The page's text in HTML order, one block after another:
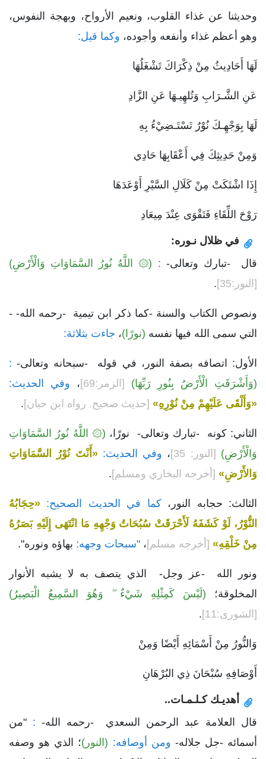
وحديثنا عن غذاء القلوب، ونعيم الأرواح، وبهجة النفوس،
وهو أعظم غذاء وأنفعه وأجوده، وكما قيل:
لَهَا أَحَادِيثُ مِنْ ذِكْرَاكَ تَشْغَلُهَا
عَنِ الشَّـرَابِ وَتُلهِيـهَا عَنِ الزَّادِ
لَهَا بِوَجْهِـكَ نُوْرٌ تَسْتَـضِيْءُ بِهِ
وَمِنْ حَدِيثِكَ فِي أَعْقَابِهَا حَادِي
إِذَا اشْتَكَتْ مِنْ كَلَالِ السَّيْرِ أَوْعَدَهَا
رَوْحَ اللِّقَاءِ فَتَقْوَى عِنْدَ مِيعَادِ
في ظلال نـوره:
قال -تبارك وتعالى- : (۞ اللَّهُ نُورُ السَّمَاوَاتِ وَالْأَرْضِ)
[النور:35]
.
ونصوص الكتاب والسنة -كما ذكر ابن تيمية -رحمه الله- -
التي سمى الله فيها نفسه (نورًا)، جاءت بثلاثة:
الأول: اتصافه بصفة النور، في قوله -سبحانه وتعالى-:
(وَأَشْرَقَتِ الْأَرْضُ بِنُورِ رَبِّهَا)
[الزمر:69] ، وفي الحديث:
«وَأَلْقَى عَلَيْهِمْ مِنْ نُوْرِهِ» [حديث صحيح. رواه ابن حبان] .
الثاني: كونه -تبارك وتعالى- نورًا، (۞ اللَّهُ نُورُ السَّمَاوَاتِ
وَالْأَرْضِ) [النور: 35] ، وفي الحديث: «أَنْتَ نُوْرُ السَّمَاوَاتِ
وَالأَرْضِ» [أخرجه البخاري ومسلم] .
الثالث: حجابه النور، كما في الحديث الصحيح: «حِجَابُهُ
النُّوْرُ، لَوْ كَشَفَهُ لَأَحْرَقَتْ سُبُحَاتُ وَجْهِهِ مَا انْتَهَى إِلَيْهِ بَصَرُهُ
مِنْ خَلْقِهِ» [أخرجه مسلم] ، "سبحات وجهه: بهاؤه ونوره".
ونور الله -عز وجل- الذي يتصف به لا يشبه الأنوار
المخلوقة؛ (لَيْسَ كَمِثْلِهِ شَيْءٌ ۖ وَهُوَ السَّمِيعُ الْبَصِيرُ)
[الشورى:11]
.
وَالنُّورُ مِنْ أَسْمَائِهِ أَيْضًا وَمِنْ
أَوْصَافِهِ سُبْحَانَ ذِي البُرْهَانِ
أهديـك كـلـمـات..
قال العلامة عبد الرحمن السعدي -رحمه الله- : "من
أسمائه -جل جلاله- ومن أوصافه: (النور)؛ الذي هو وصفه